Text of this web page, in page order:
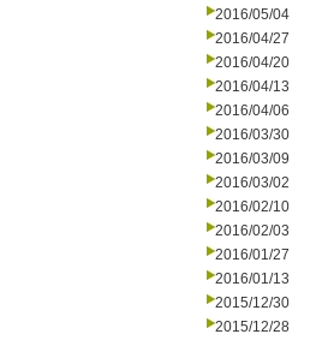
2016/05/04
2016/04/27
2016/04/20
2016/04/13
2016/04/06
2016/03/30
2016/03/09
2016/03/02
2016/02/10
2016/02/03
2016/01/27
2016/01/13
2015/12/30
2015/12/28